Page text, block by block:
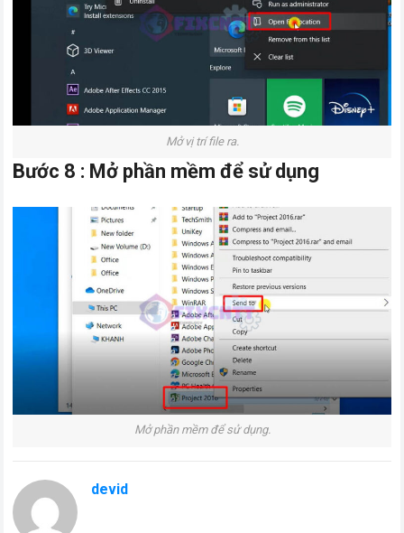
Mở vị trí file ra.
Bước 8 : Mở phần mềm để sử dụng
Mở phần mềm để sử dụng.
devid